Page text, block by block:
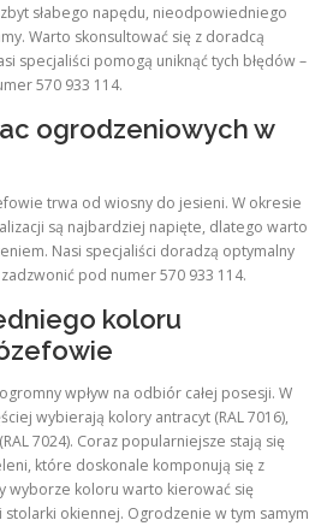
słabego napędu, nieodpowiedniego
Warto skonsultować się z doradcą
specjaliści pomogą uniknąć tych błędów –
570 933 114.
ogrodzeniowych w
trwa od wiosny do jesieni. W okresie
są najbardziej napięte, dlatego warto
Nasi specjaliści doradzą optymalny
pod numer 570 933 114.
koloru
wpływ na odbiór całej posesji. W
wybierają kolory antracyt (RAL 7016),
7024). Coraz popularniejsze stają się
które doskonale komponują się z
wyborze koloru warto kierować się
stolarki okiennej. Ogrodzenie w tym samym